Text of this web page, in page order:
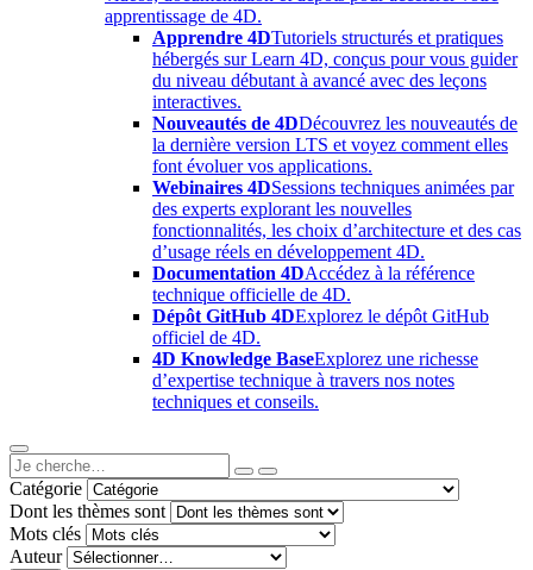
apprentissage de 4D.
Apprendre 4DTutoriels structurés et pratiques
hébergés sur Learn 4D, conçus pour vous guider
du niveau débutant à avancé avec des leçons
interactives.
Nouveautés de 4DDécouvrez les nouveautés de
la dernière version LTS et voyez comment elles
font évoluer vos applications.
Webinaires 4DSessions techniques animées par
des experts explorant les nouvelles
fonctionnalités, les choix d’architecture et des cas
d’usage réels en développement 4D.
Documentation 4DAccédez à la référence
technique officielle de 4D.
Dépôt GitHub 4DExplorez le dépôt GitHub
officiel de 4D.
4D Knowledge BaseExplorez une richesse
d’expertise technique à travers nos notes
techniques et conseils.
Catégorie
Dont les thèmes sont
Mots clés
Auteur